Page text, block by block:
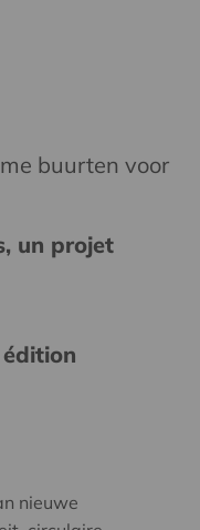
buurten voor
un projet
nieuwe